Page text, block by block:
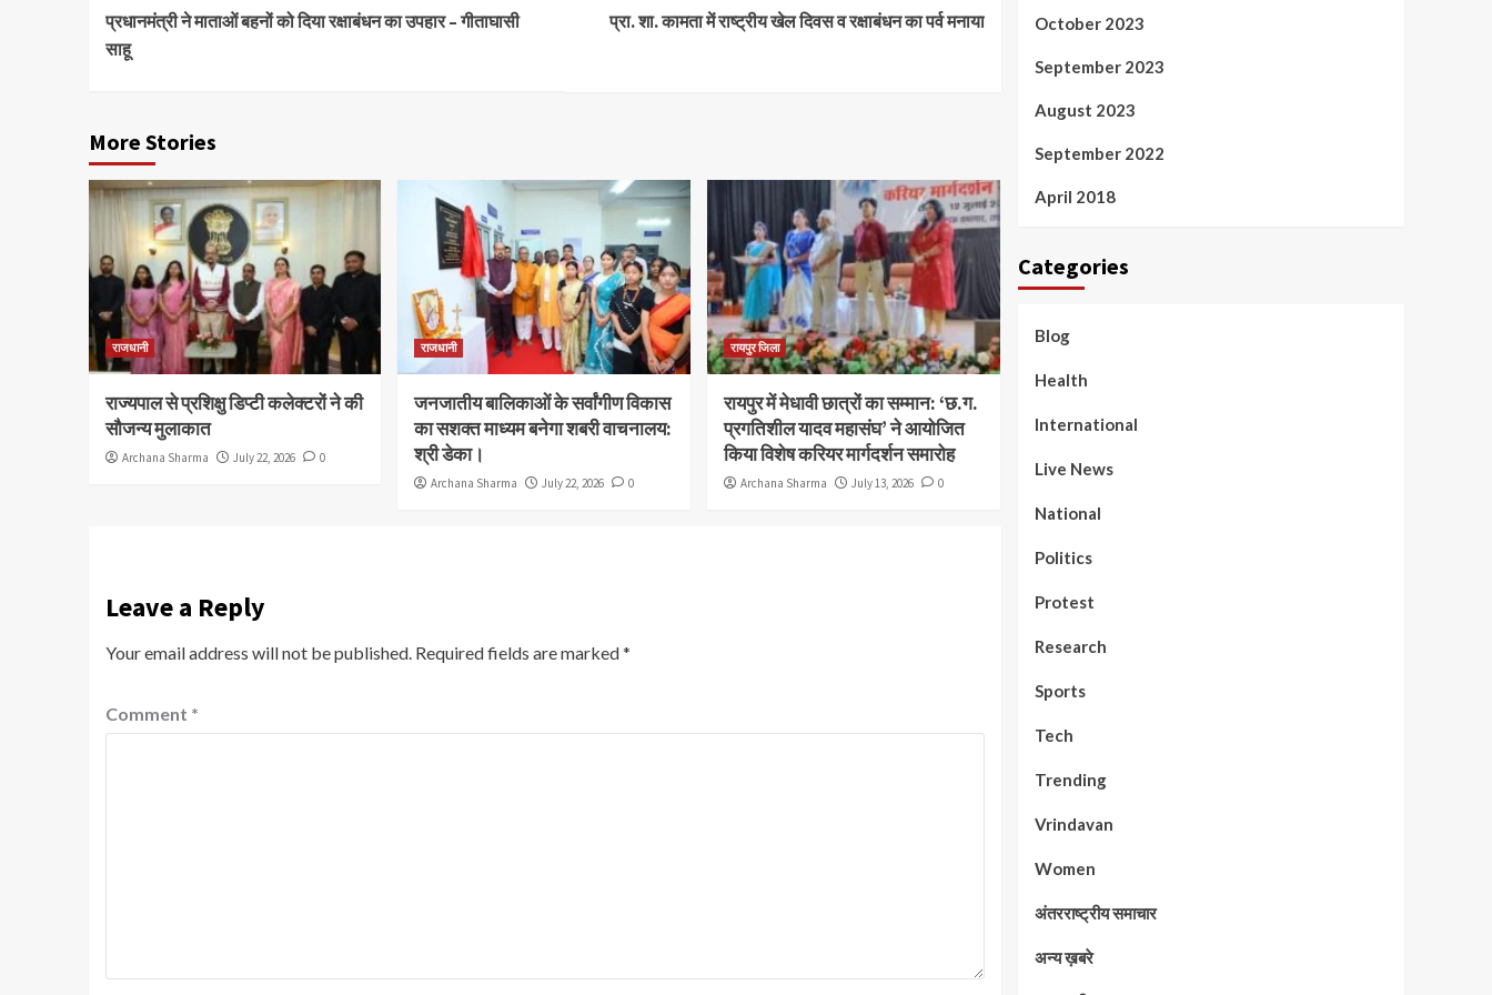
Reading
प्रधानमंत्री ने माताओं बहनों को दिया रक्षाबंधन का उपहार – गीताघासी
साहू
प्रा. शा. कामता में राष्ट्रीय खेल दिवस व रक्षाबंधन का पर्व मनाया
More Stories
राजधानी
राज्यपाल से प्रशिक्षु डिप्टी कलेक्टरों ने की
सौजन्य मुलाकात
Archana Sharma July 22, 2026 0
राजधानी
जनजातीय बालिकाओं के सर्वांगीण विकास
का सशक्त माध्यम बनेगा शबरी वाचनालय:
श्री डेका।
Archana Sharma July 22, 2026 0
रायपुर जिला
रायपुर में मेधावी छात्रों का सम्मान: ‘छ.ग.
प्रगतिशील यादव महासंघ’ ने आयोजित
किया विशेष करियर मार्गदर्शन समारोह
Archana Sharma July 13, 2026 0
Leave a Reply
Your email address will not be published. Required fields are marked*
Comment *
October 2023
September 2023
August 2023
September 2022
April 2018
Categories
Blog
Health
International
Live News
National
Politics
Protest
Research
Sports
Tech
Trending
Vrindavan
Women
अंतरराष्ट्रीय समाचार
अन्य ख़बरे